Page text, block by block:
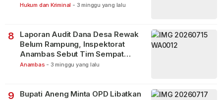
Bintan Pura
Hukum dan Kriminal - 3 minggu yang lalu
8
Laporan Audit Dana Desa Rewak
Belum Rampung, Inspektorat
Anambas Sebut Tim Sempat
Terbagi Tangani Kasus Lain
Anambas - 3 minggu yang lalu
9
Bupati Aneng Minta OPD Libatkan